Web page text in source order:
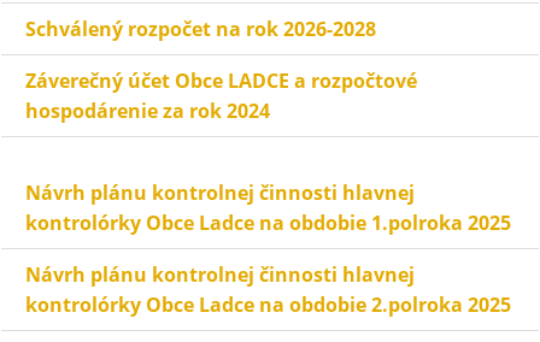
Schválený rozpočet na rok 2026-2028
Záverečný účet Obce LADCE a rozpočtové
hospodárenie za rok 2024
Návrh plánu kontrolnej činnosti hlavnej
kontrolórky Obce Ladce na obdobie 1.polroka 2025
Návrh plánu kontrolnej činnosti hlavnej
kontrolórky Obce Ladce na obdobie 2.polroka 2025